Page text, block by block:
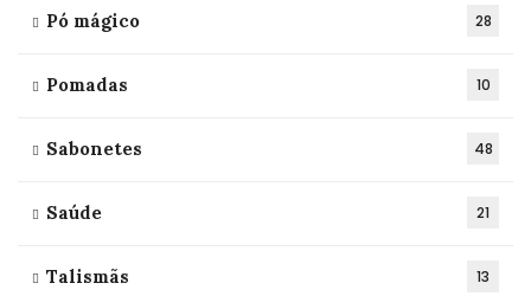
Pó mágico 28
Pomadas 10
Sabonetes 48
Saúde 21
Talismãs 13